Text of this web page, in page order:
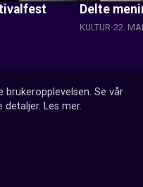
Delte
KULTUR 22.
Se vår
Les mer.